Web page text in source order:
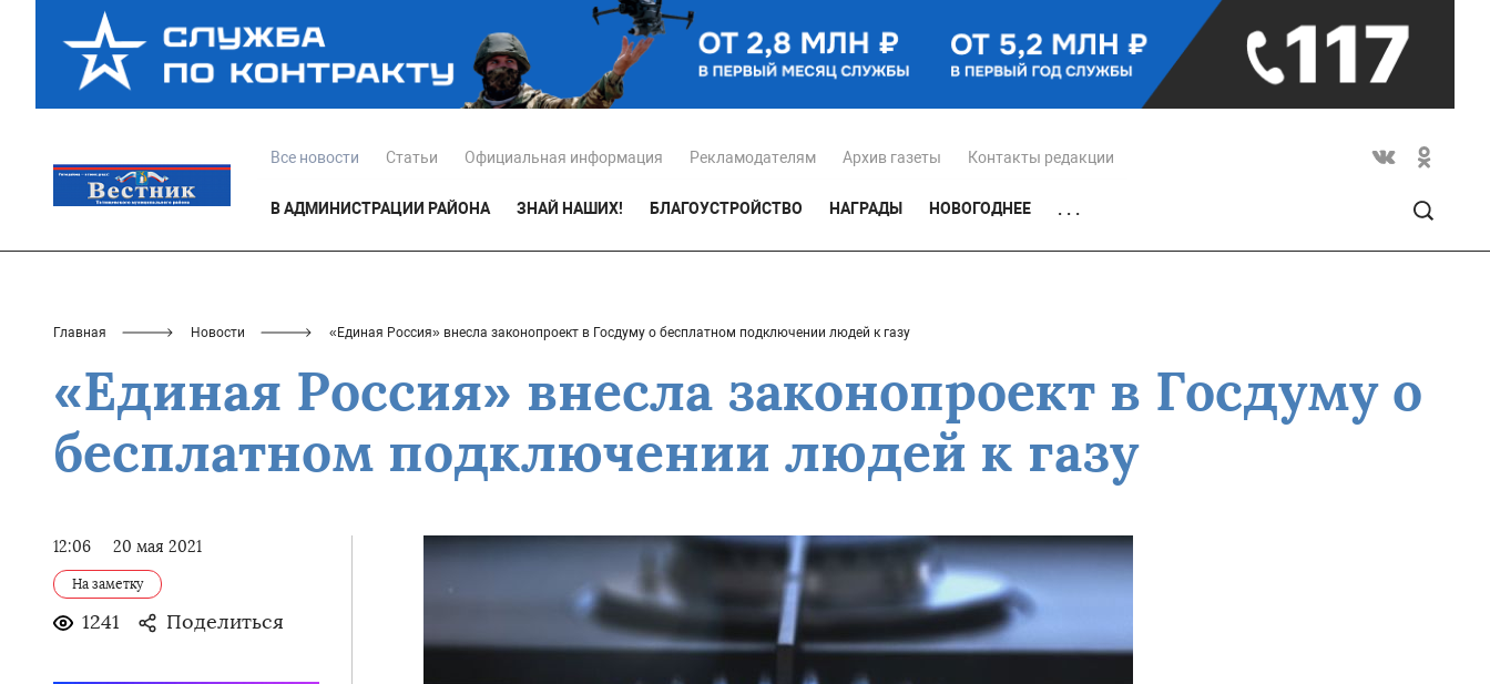
Все новости Статьи Официальная информация Рекламодателям Архив газеты Контакты редакции
В АДМИНИСТРАЦИИ РАЙОНА ЗНАЙ НАШИХ! БЛАГОУСТРОЙСТВО НАГРАДЫ НОВОГОДНЕЕ . . .
Главная Новости «Единая Россия» внесла законопроект в Госдуму о бесплатном подключении людей к газу
«Единая Россия» внесла законопроект в Госдуму о
бесплатном подключении людей к газу
12:06 20 мая 2021
На заметку
1241 Поделиться